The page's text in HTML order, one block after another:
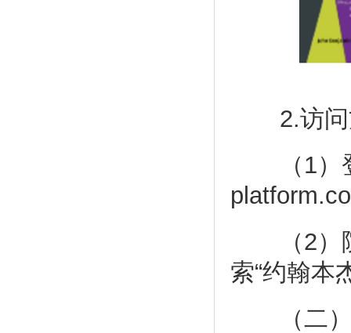
2.访问
（1）登
（2）院
索“约翰
（二）